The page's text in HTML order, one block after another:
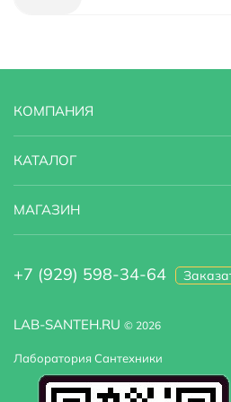
Страна бренда
Назначение
LAB-SANTEH.RU © 2026
Лаборатория Сантехники
КОМПАНИЯ
КАТАЛОГ
МАГАЗИН
+7 (929) 598-34-64